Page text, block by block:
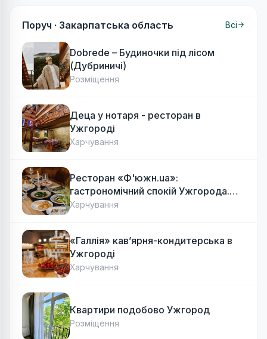
Поруч · Закарпатська область Всі
Dobrede – Будиночки під лісом
(Дубриничі)
Розміщення
Деца у нотаря - ресторан в
Ужгороді
Харчування
Ресторан «Ф'южн.ua»:
гастрономічний спокій Ужгорода.
Авторська локальна кухня, затишок
Харчування
«Галлія» кав’ярня-кондитерська в
Ужгороді
Харчування
Квартири подобово Ужгород
Розміщення